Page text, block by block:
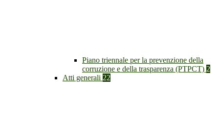
Piano triennale per la prevenzione della
corruzione e della trasparenza (PTPCT) 2
Atti generali 22